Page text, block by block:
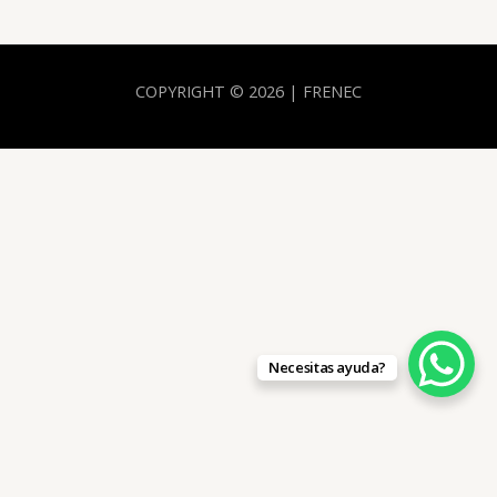
COPYRIGHT © 2026 | FRENEC
Necesitas ayuda?